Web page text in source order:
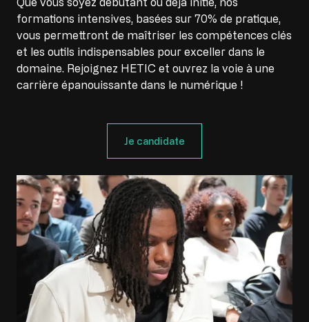
formations intensives, basées sur 70% de pratique,
vous permettront de maîtriser les compétences clés
et les outils indispensables pour exceller dans le
domaine. Rejoignez HETIC et ouvrez la voie à une
carrière épanouissante dans le numérique !
Je candidate